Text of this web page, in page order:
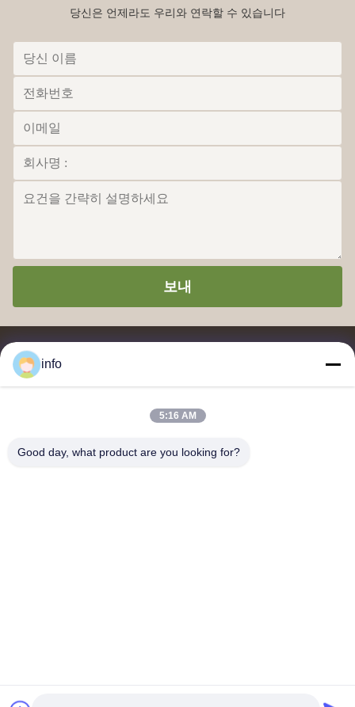
당신은 언제라도 우리와 연락할 수 있습니다
보내
분말, 멜라민 식기류, 멜라민 식기류, 멜라민 플레이트, 멜라민 주방
Copyright © 2019-2026 Dongxin Melamine (Xiamen) Chemical Co., Ltd.. All Rights
info
5:16 AM
Good day, what product are you looking for?